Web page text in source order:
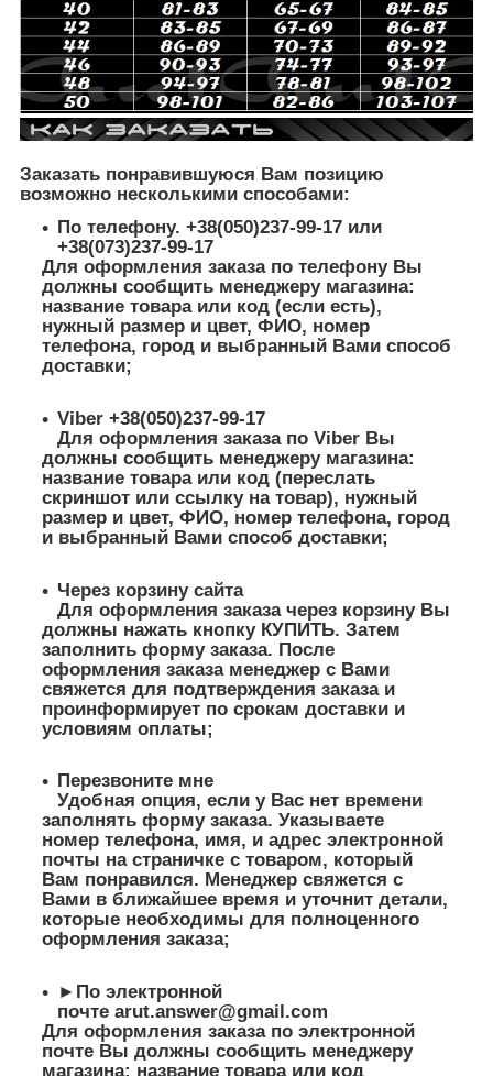
Заказать понравившуюся Вам позицию
возможно несколькими способами:
По телефону. +38(050)237-99-17 или
+38(073)237-99-17
Для оформления заказа по телефону Вы
должны сообщить менеджеру магазина:
название товара или код (если есть),
нужный размер и цвет, ФИО, номер
телефона, город и выбранный Вами способ
доставки;
Viber +38(050)237-99-17
Для оформления заказа по Viber Вы
должны сообщить менеджеру магазина:
название товара или код (переслать
скриншот или ссылку на товар), нужный
размер и цвет, ФИО, номер телефона, город
и выбранный Вами способ доставки;
Через корзину сайта
Для оформления заказа через корзину Вы
должны нажать кнопку КУПИТЬ. Затем
заполнить форму заказа. После
оформления заказа менеджер с Вами
свяжется для подтверждения заказа и
проинформирует по срокам доставки и
условиям оплаты;
Перезвоните мне
Удобная опция, если у Вас нет времени
заполнять форму заказа. Указываете
номер телефона, имя, и адрес электронной
почты на страничке с товаром, который
Вам понравился. Менеджер свяжется с
Вами в ближайшее время и уточнит детали,
которые необходимы для полноценного
оформления заказа;
►По электронной
почте arut.answer@gmail.com
Для оформления заказа по электронной
почте Вы должны сообщить менеджеру
магазина: название товара или код